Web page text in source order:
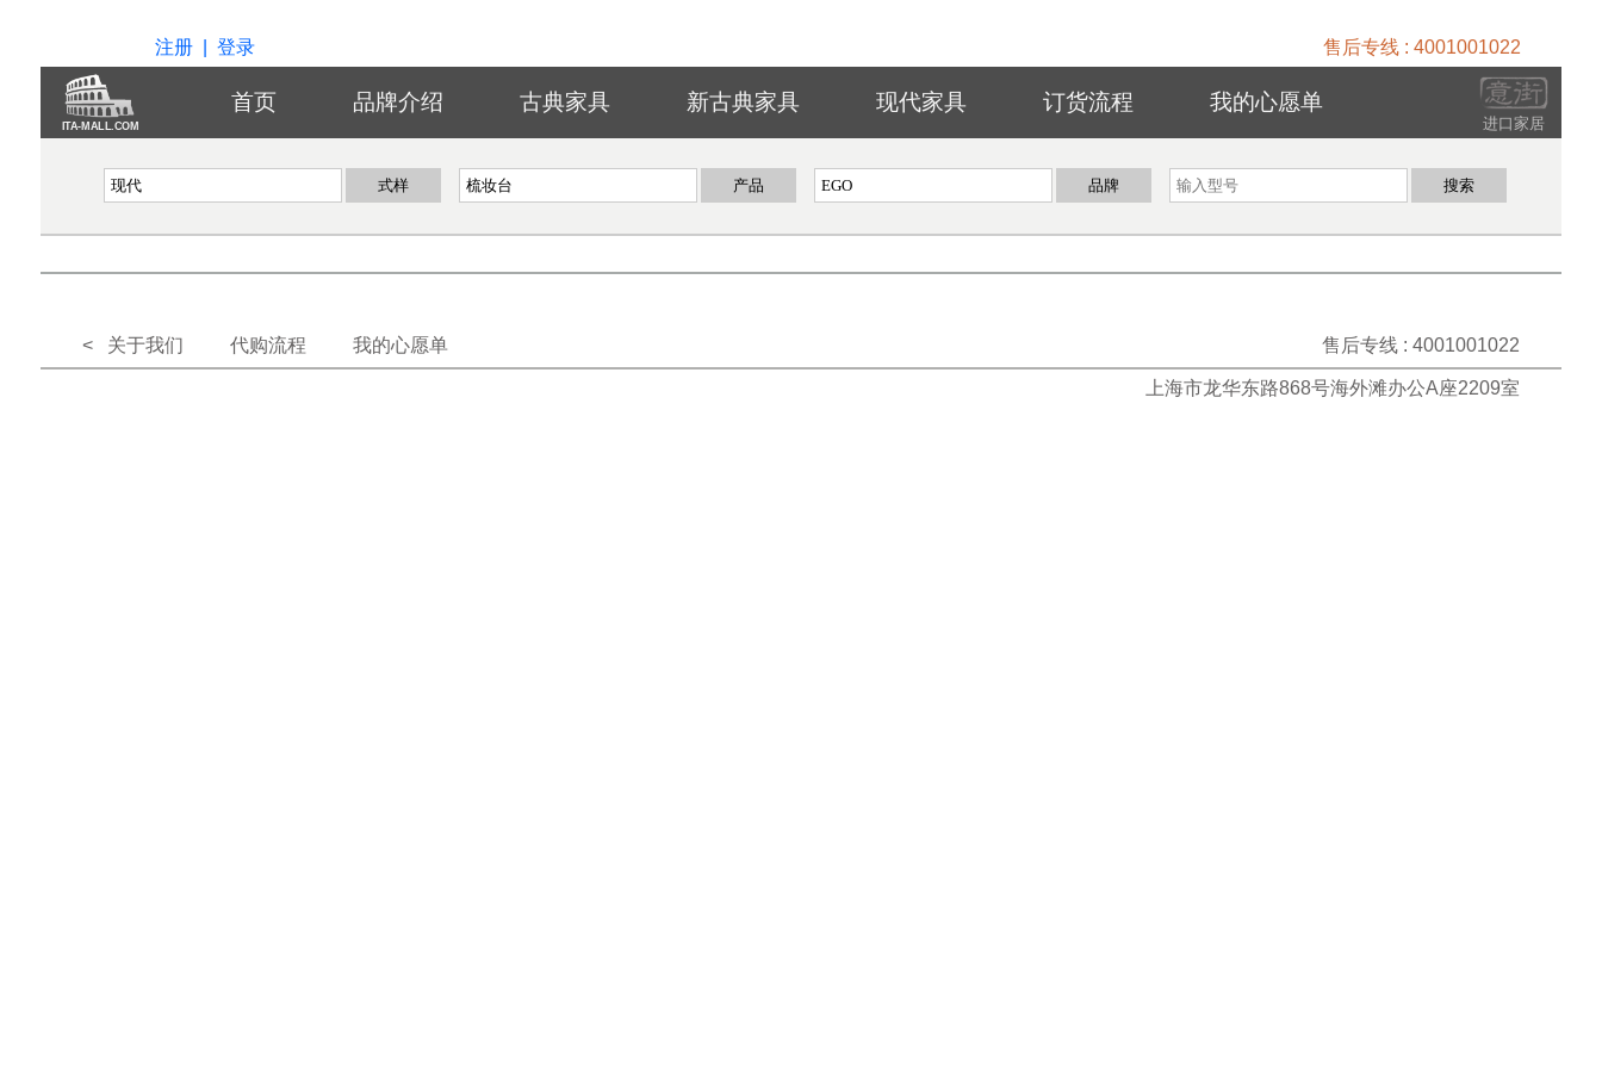
注册| 登录 售后专线 : 4001001022
ITA-MALL.COM 进口家居
首页 品牌介绍 古典家具 新古典家具 现代家具 订货流程 我的心愿单
< 关于我们 代购流程 我的心愿单 售后专线 : 4001001022
上海市龙华东路868号海外滩办公A座2209室